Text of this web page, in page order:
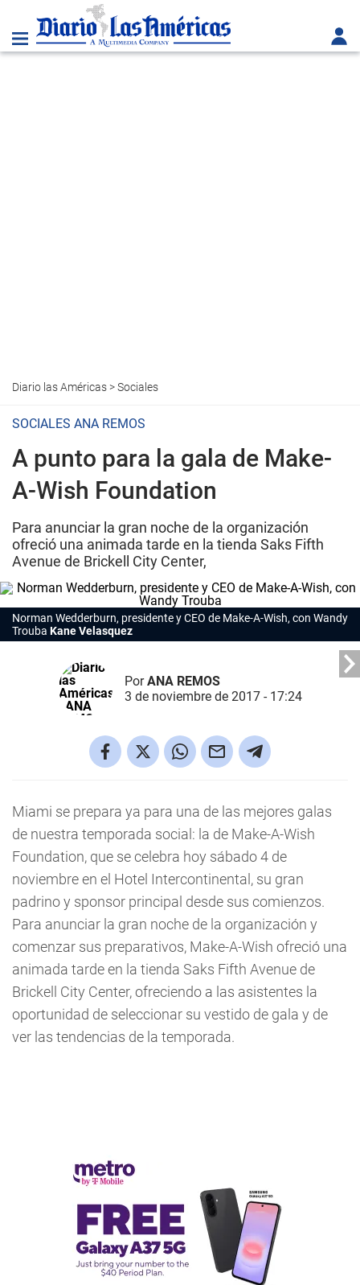
Diario las Américas>Sociales
SOCIALES ANA REMOS
A punto para la gala de Make-
A-Wish Foundation
Para anunciar la gran noche de la organización
ofreció una animada tarde en la tienda Saks Fifth
Avenue de Brickell City Center,
Norman Wedderburn, presidente y CEO de Make-A-Wish, con Wandy
Trouba Kane Velasquez
PorANA REMOS
3 de noviembre de 2017 - 17:24
Miami se prepara ya para una de las mejores galas
de nuestra temporada social: la de Make-A-Wish
Foundation, que se celebra hoy sábado 4 de
noviembre en el Hotel Intercontinental, su gran
padrino y sponsor principal desde sus comienzos.
Para anunciar la gran noche de la organización y
comenzar sus preparativos, Make-A-Wish ofreció una
animada tarde en la tienda Saks Fifth Avenue de
Brickell City Center, ofreciendo a las asistentes la
oportunidad de seleccionar su vestido de gala y de
ver las tendencias de la temporada.